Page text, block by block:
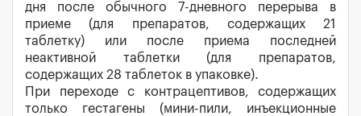
дня после обычного 7-дневного перерыва в
приеме (для препаратов, содержащих 21
таблетку) или после приема последней
неактивной таблетки (для препаратов,
содержащих 28 таблеток в упаковке).
При переходе с контрацептивов, содержащих
только гестагены (мини-пили, инъекционные